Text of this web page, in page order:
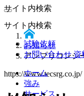
サイト内検索
サイト内検索
試験依頼
お問い合わせ 資
ホーム
強み
サービス
お知らせ
アンプリコンシ
https://www.tecsrg.co.jp/